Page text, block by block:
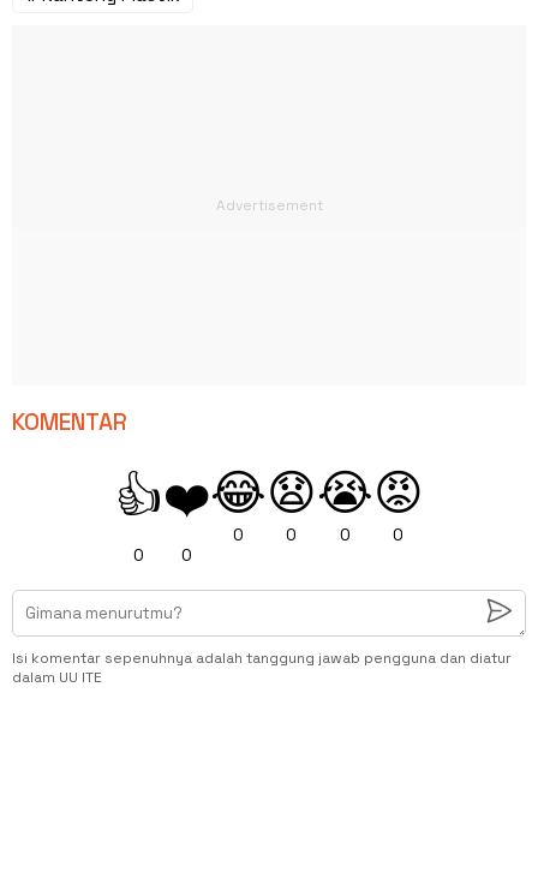
KOMENTAR
👍
0
❤️
0
😂
0
😧
0
😭
0
😡
0
Isi komentar sepenuhnya adalah tanggung jawab pengguna dan diatur
dalam UU ITE